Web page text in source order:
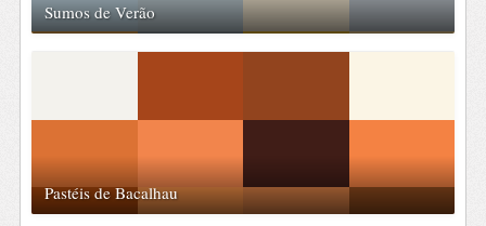
Sumos de Verão
Pastéis de Bacalhau